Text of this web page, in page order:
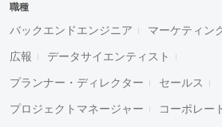
職種
バックエンドエンジニア マーケティン
広報 データサイエンティスト
プランナー・ディレクター セールス
プロジェクトマネージャー コーポレー